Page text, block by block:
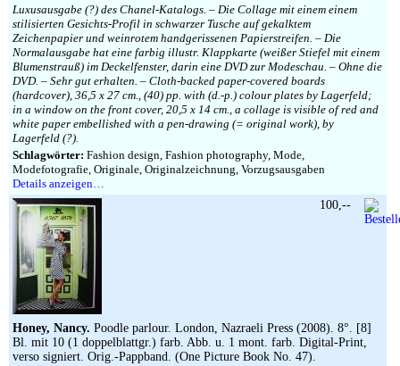
Luxusausgabe (?) des Chanel-Katalogs. – Die Collage mit einem einem
stilisierten Gesichts-Profil in schwarzer Tusche auf gekalktem
Zeichenpapier und weinrotem handgerissenen Papierstreifen. – Die
Normalausgabe hat eine farbig illustr. Klappkarte (weißer Stiefel mit einem
Blumenstrauß) im Deckelfenster, darin eine DVD zur Modeschau. – Ohne die
DVD. – Sehr gut erhalten. – Cloth-backed paper-covered boards
(hardcover), 36,5 x 27 cm., (40) pp. with (d.-p.) colour plates by Lagerfeld;
in a window on the front cover, 20,5 x 14 cm., a collage is visible of red and
white paper embellished with a pen-drawing (= original work), by
Lagerfeld (?).
Schlagwörter: Fashion design, Fashion photography, Mode,
Modefotografie, Originale, Originalzeichnung, Vorzugsausgaben
Details anzeigen…
Honey, Nancy. Poodle parlour. London, Nazraeli Press (2008). 8°. [8]
Bl. mit 10 (1 doppelblattgr.) farb. Abb. u. 1 mont. farb. Digital-Print,
verso signiert. Orig.-Pappband. (One Picture Book No. 47).
100,--